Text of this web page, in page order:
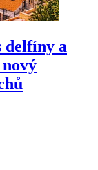
delfíny a